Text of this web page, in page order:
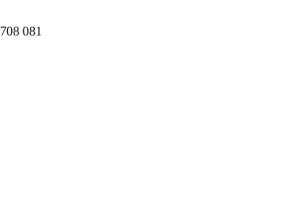
081